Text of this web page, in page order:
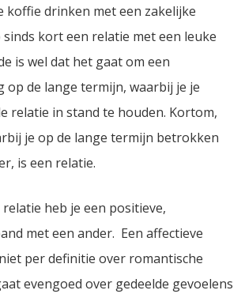
koffie drinken met een zakelijke
sinds kort een relatie met een leuke
is wel dat het gaat om een
op de lange termijn, waarbij je je
relatie in stand te houden. Kortom,
je op de lange termijn betrokken
is een relatie.
heb je een positieve,
met een ander. Een affectieve
per definitie over romantische
evengoed over gedeelde gevoelens